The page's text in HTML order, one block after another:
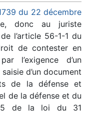
du 22 décembre
donc au juriste
l’article 56-1-1 du
de contester en
l’exigence d’un
d’un document
de la défense et
de la défense et du
5 de la loi du 31